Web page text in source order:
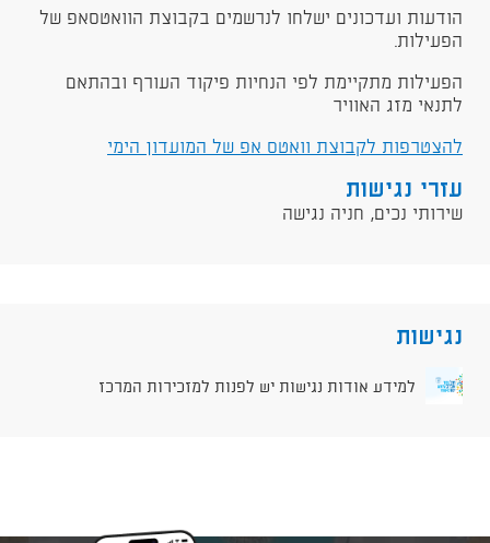
הודעות ועדכונים ישלחו לנרשמים בקבוצת הוואטסאפ של
הפעילות.
הפעילות מתקיימת לפי הנחיות פיקוד העורף ובהתאם
לתנאי מזג האוויר
להצטרפות לקבוצת וואטס אפ של המועדון הימי
עזרי נגישות
שירותי נכים, חניה נגישה
נגישות
למידע אודות נגישות יש לפנות למזכירות המרכז